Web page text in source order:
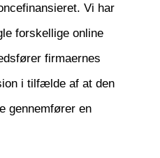
Vi har
forskellige online
firmaernes
i tilfælde af at den
gennemfører en